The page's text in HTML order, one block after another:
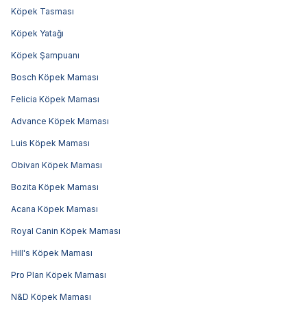
Köpek Tasması
Köpek Yatağı
Köpek Şampuanı
Bosch Köpek Maması
Felicia Köpek Maması
Advance Köpek Maması
Luis Köpek Maması
Obivan Köpek Maması
Bozita Köpek Maması
Acana Köpek Maması
Royal Canin Köpek Maması
Hill's Köpek Maması
Pro Plan Köpek Maması
N&D Köpek Maması